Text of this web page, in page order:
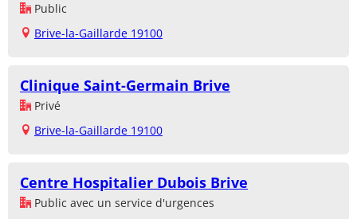
Public
Brive-la-Gaillarde 19100
Clinique Saint-Germain Brive
Privé
Brive-la-Gaillarde 19100
Centre Hospitalier Dubois Brive
Public avec un service d'urgences